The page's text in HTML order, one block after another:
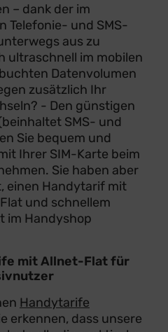
– dank der im
Telefonie- und SMS-
aus zu
ultraschnell im mobilen
Datenvolumen
zusätzlich Ihr
- Den günstigen
SMS- und
Sie bequem und
Ihrer SIM-Karte beim
Sie haben aber
einen Handytarif mit
und schnellem
im Handyshop
mit Allnet-Flat für
Handytarife
erkennen, dass unsere